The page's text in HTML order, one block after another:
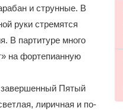
и струнные. В
руки стремятся
В партитуре много
на фортепианную
Пятый
лиричная и по-